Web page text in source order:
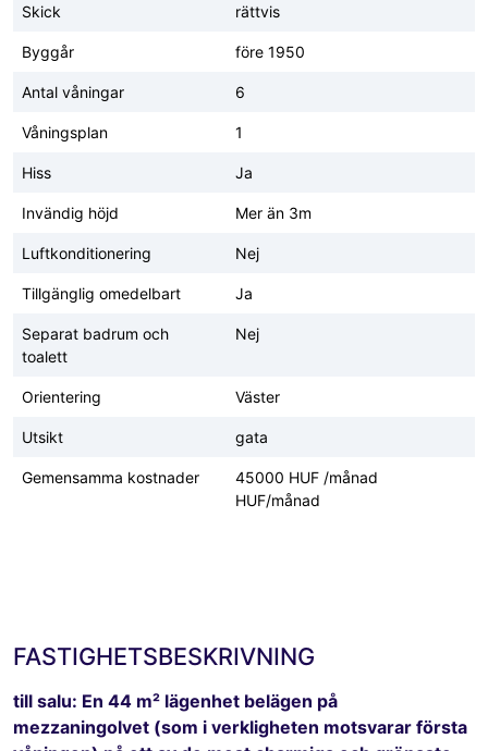
Skick rättvis
Byggår före 1950
Antal våningar 6
Våningsplan 1
Hiss Ja
Invändig höjd Mer än 3m
Luftkonditionering Nej
Tillgänglig omedelbart Ja
Separat badrum och
toalett
Nej
Orientering Väster
Utsikt gata
Gemensamma kostnader
45000 HUF /månad
HUF/månad
FASTIGHETSBESKRIVNING
till salu: En 44 m² lägenhet belägen på
mezzaningolvet (som i verkligheten motsvarar första